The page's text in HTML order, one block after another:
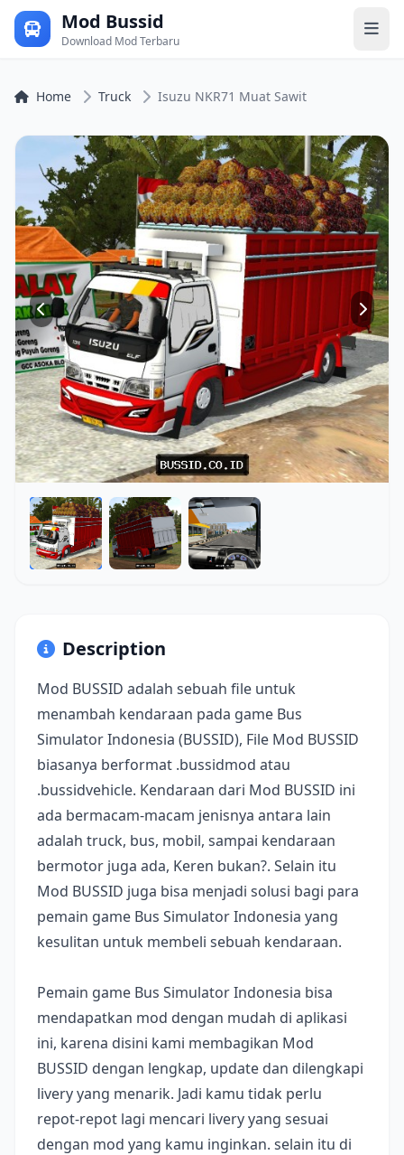
Mod Bussid
Download Mod Terbaru
Home Truck Isuzu NKR71 Muat Sawit
Description
Mod BUSSID adalah sebuah file untuk
menambah kendaraan pada game Bus
Simulator Indonesia (BUSSID), File Mod BUSSID
biasanya berformat .bussidmod atau
.bussidvehicle. Kendaraan dari Mod BUSSID ini
ada bermacam-macam jenisnya antara lain
adalah truck, bus, mobil, sampai kendaraan
bermotor juga ada, Keren bukan?. Selain itu
Mod BUSSID juga bisa menjadi solusi bagi para
pemain game Bus Simulator Indonesia yang
kesulitan untuk membeli sebuah kendaraan.
Pemain game Bus Simulator Indonesia bisa
mendapatkan mod dengan mudah di aplikasi
ini, karena disini kami membagikan Mod
BUSSID dengan lengkap, update dan dilengkapi
livery yang menarik. Jadi kamu tidak perlu
repot-repot lagi mencari livery yang sesuai
dengan mod yang kamu inginkan. selain itu di